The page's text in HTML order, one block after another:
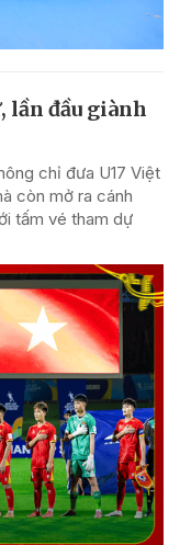
lần đầu giành
chỉ đưa U17 Việt
còn mở ra cánh
tấm vé tham dự